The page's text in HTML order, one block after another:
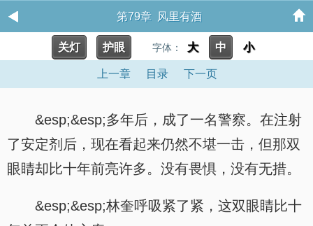
第79章 风里有酒
关灯 护眼 字体： 大 中 小
上一章 目录 下一页
&esp;&esp;多年后，成了一名警察。在注射
了安定剂后，现在看起来仍然不堪一击，但那双
眼睛却比十年前亮许多。没有畏惧，没有无措。
&esp;&esp;林奎呼吸紧了紧，这双眼睛比十